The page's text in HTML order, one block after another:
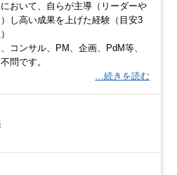
おいて、自らが主導（リーダーや
し高い成果を上げた経験（目安3
コンサル、PM、企画、PdM等、
問です。
…続きを読む